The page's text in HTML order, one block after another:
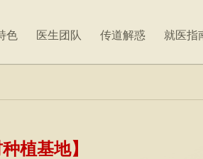
色 医生团队 传道解惑 就医指
植基地】